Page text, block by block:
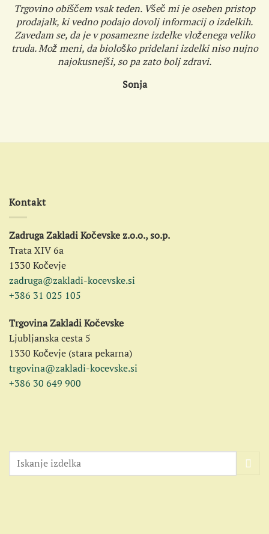
Trgovino obiščem vsak teden. Všeč mi je oseben pristop
prodajalk, ki vedno podajo dovolj informacij o izdelkih.
Zavedam se, da je v posamezne izdelke vloženega veliko
truda. Mož meni, da biološko pridelani izdelki niso nujno
najokusnejši, so pa zato bolj zdravi.
Sonja
Kontakt
Zadruga Zakladi Kočevske z.o.o., so.p.
Trata XIV 6a
1330 Kočevje
zadruga@zakladi-kocevske.si
+386 31 025 105
Trgovina Zakladi Kočevske
Ljubljanska cesta 5
1330 Kočevje (stara pekarna)
trgovina@zakladi-kocevske.si
+386 30 649 900